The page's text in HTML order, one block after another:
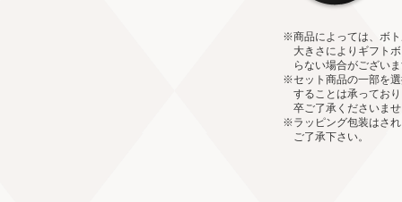
※商品によっては、ボ
大きさによりギフト
らない場合がござい
※セット商品の一部を
することは承ってお
卒ご了承くださいま
※ラッピング包装はさ
ご了承下さい。